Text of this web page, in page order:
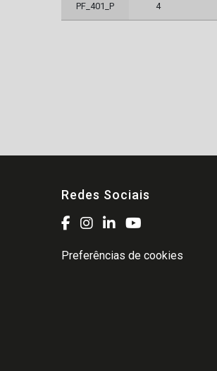
PF_401_P 4
Redes Sociais
Preferências de cookies